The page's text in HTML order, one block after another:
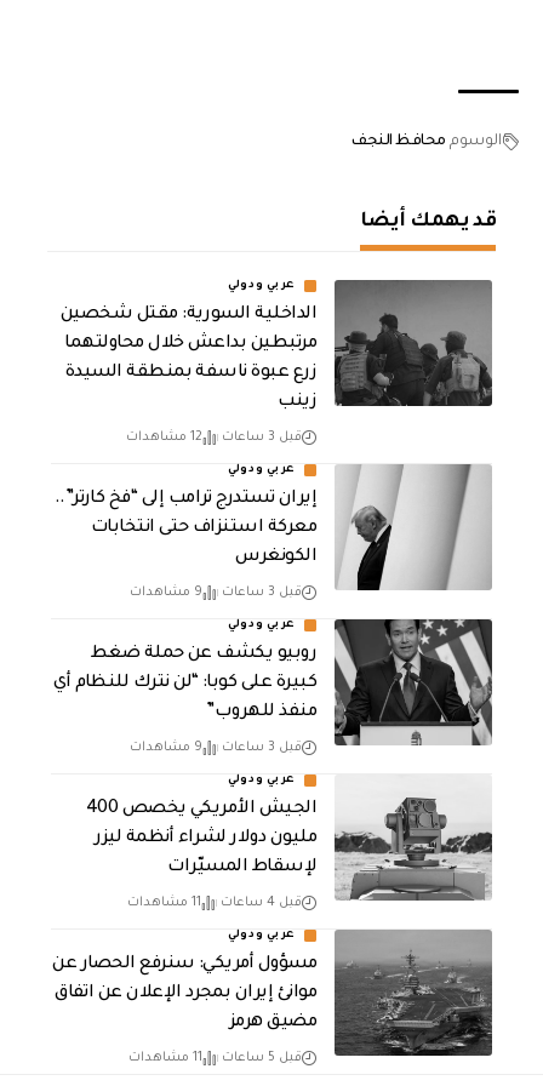
الوسوم محافظ النجف
قد يهمك أيضا
عربي ودولي
الداخلية السورية: مقتل شخصين
مرتبطين بداعش خلال محاولتهما
زرع عبوة ناسفة بمنطقة السيدة
زينب
قبل 3 ساعات 12 مشاهدات
عربي ودولي
إيران تستدرج ترامب إلى “فخ كارتر”..
معركة استنزاف حتى انتخابات
الكونغرس
قبل 3 ساعات 9 مشاهدات
عربي ودولي
روبيو يكشف عن حملة ضغط
كبيرة على كوبا: “لن نترك للنظام أي
منفذ للهروب”
قبل 3 ساعات 9 مشاهدات
عربي ودولي
الجيش الأمريكي يخصص 400
مليون دولار لشراء أنظمة ليزر
لإسقاط المسيّرات
قبل 4 ساعات 11 مشاهدات
عربي ودولي
مسؤول أمريكي: سنرفع الحصار عن
موانئ إيران بمجرد الإعلان عن اتفاق
مضيق هرمز
قبل 5 ساعات 11 مشاهدات